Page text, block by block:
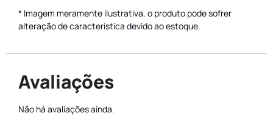
* Imagem meramente ilustrativa, o produto pode sofrer
alteração de característica devido ao estoque.
Avaliações
Não há avaliações ainda.